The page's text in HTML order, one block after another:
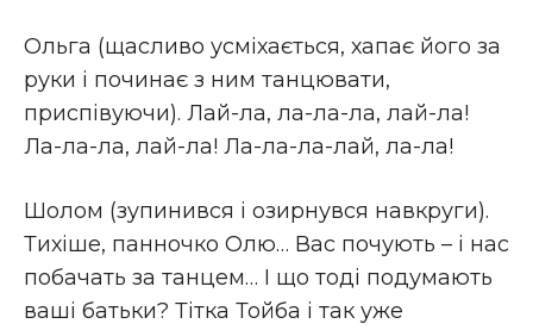
Ольга (щасливо усміхається, хапає його за
руки і починає з ним танцювати,
приспівуючи). Лай-ла, ла-ла-ла, лай-ла!
Ла-ла-ла, лай-ла! Ла-ла-ла-лай, ла-ла!
Шолом (зупинився і озирнувся навкруги).
Тихіше, панночко Олю… Вас почують – і нас
побачать за танцем… І що тоді подумають
ваші батьки? Тітка Тойба і так уже